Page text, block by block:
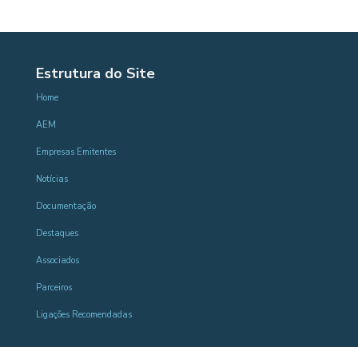
Estrutura do Site
Home
AEM
Empresas Emitentes
Notícias
Documentação
Destaques
Associados
Parceiros
Ligações Recomendadas